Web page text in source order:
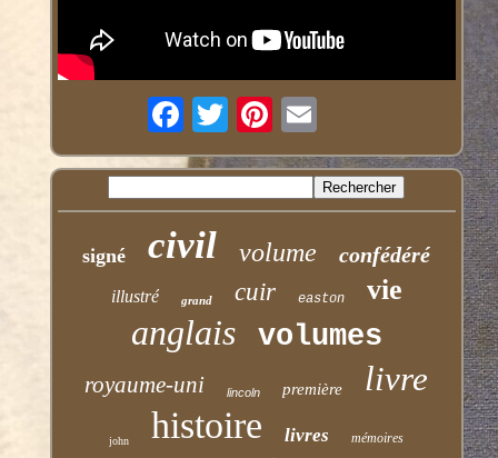
signé civil volume confédéré
illustré grand cuir easton vie
anglais volumes
royaume-uni lincoln première livre
john histoire livres mémoires